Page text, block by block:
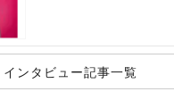
インタビュー記事一覧